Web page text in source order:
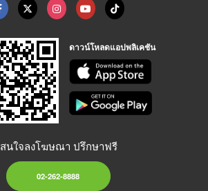
ดาวน์โหลดแอปพลิเคชัน
สนใจลงโฆษณา ปรึกษาฟรี
02-262-8888